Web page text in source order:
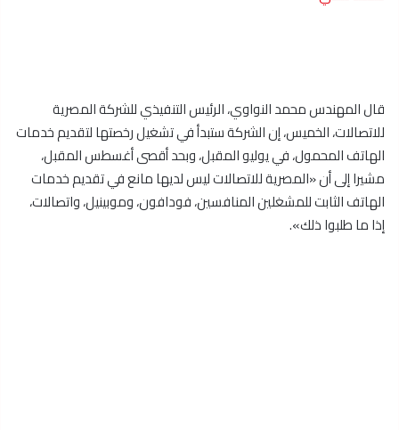
قال المهندس محمد النواوي، الرئيس التنفيذي للشركة المصرية
للاتصالات، الخميس، إن الشركة ستبدأ في تشغيل رخصتها لتقديم خدمات
الهاتف المحمول، في يوليو المقبل، وبحد أقصى أغسطس المقبل،
مشيرا إلى أن «المصرية للاتصالات ليس لديها مانع في تقديم خدمات
الهاتف الثابت للمشغلين المنافسين، فودافون، وموبينيل، واتصالات،
إذا ما طلبوا ذلك».